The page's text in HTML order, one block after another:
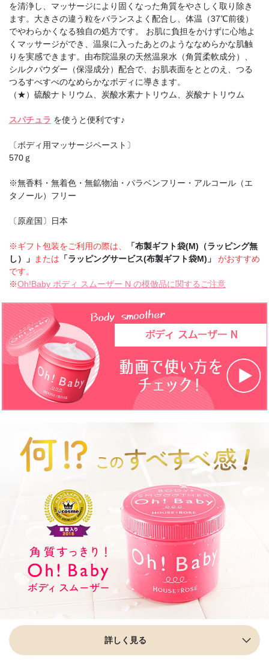
を清浄し、マッサージにより固くなった角質をやさしく取り除き
ます。大きさの違う粒をバランスよく配合し、体温（37℃前後）
でやわらかくなる独自の処方です。 お肌に負担をかけずに心地よ
くマッサージができ、温泉に入ったあとのようななめらかな肌触
りを実感できます。由布院温泉の天然温泉水（角質柔軟成分）、
シルクパウダー（保湿成分）配合で、お肌表面をととのえ、つる
つるすべすべのなめらかなボディに導きます。
（★）硫酸ナトリウム、炭酸水素ナトリウム、炭酸ナトリウム
スパチュラ を使うと便利です♪
〔ボディ用マッサージペースト〕
570ｇ
※無香料・無着色・無鉱物油・パラベンフリー・アルコール（エ
タノール）フリー
〔原産国〕日本
※ギフト包装をご利用の際は、
「布製ギフト袋(M)（ラッピング無
し）」
または 「ラッピングサービス(布製ギフト袋M)」
がおすすめ
です。
※Oh!Baby ボディ スムーザー N の模倣品に関するご注意
詳しく見る